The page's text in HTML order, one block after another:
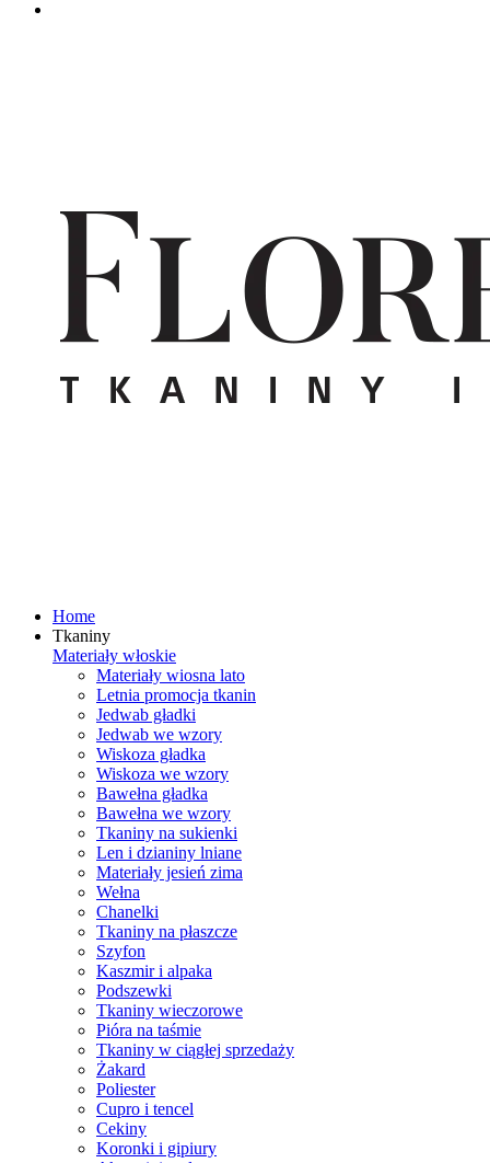
Home
Tkaniny
Materiały włoskie
Materiały wiosna lato
Letnia promocja tkanin
Jedwab gładki
Jedwab we wzory
Wiskoza gładka
Wiskoza we wzory
Bawełna gładka
Bawełna we wzory
Tkaniny na sukienki
Len i dzianiny lniane
Materiały jesień zima
Wełna
Chanelki
Tkaniny na płaszcze
Szyfon
Kaszmir i alpaka
Podszewki
Tkaniny wieczorowe
Pióra na taśmie
Tkaniny w ciągłej sprzedaży
Żakard
Poliester
Cupro i tencel
Cekiny
Koronki i gipiury